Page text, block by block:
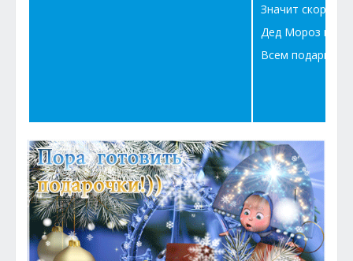
Значит скоро
Дед Мороз к
Всем подарки